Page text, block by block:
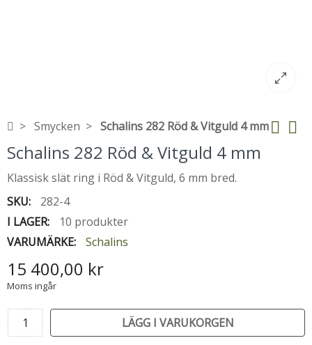
Smycken Schalins 282 Röd & Vitguld 4 mm
Schalins 282 Röd & Vitguld 4 mm
Klassisk slät ring i Röd & Vitguld, 6 mm bred.
SKU:
282-4
I LAGER:
10 produkter
VARUMÄRKE:
Schalins
15 400,00 kr
Moms ingår
LÄGG I VARUKORGEN